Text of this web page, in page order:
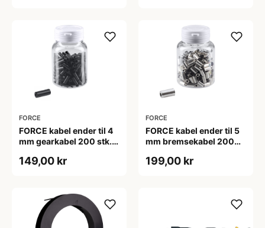
FORCE
FORCE kabel ender til 4
mm gearkabel 200 stk. i
149,00 kr
FORCE
FORCE kabel ender til 5
mm bremsekabel 200
199,00 kr